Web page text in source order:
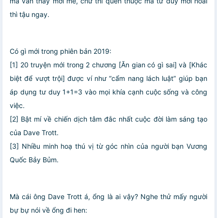
thì tậu ngay.
Có gì mới trong phiên bản 2019:
[1] 20 truyện mới trong 2 chương [Ăn gian có gì sai] và [Khác
biệt để vượt trội] được ví như “cẩm nang lách luật” giúp bạn
áp dụng tư duy 1+1=3 vào mọi khía cạnh cuộc sống và công
việc.
[2] Bật mí về chiến dịch tâm đắc nhất cuộc đời làm sáng tạo
của Dave Trott.
[3] Nhiều minh hoạ thú vị từ góc nhìn của người bạn Vương
Quốc Bảy Bủm.
Mà cái ông Dave Trott á, ổng là ai vậy? Nghe thử mấy người
bự bự nói về ổng đi hen: